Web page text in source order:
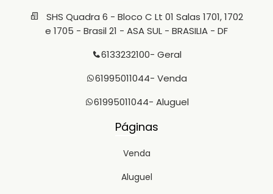
SHS Quadra 6 - Bloco C Lt 01 Salas 1701, 1702
e 1705 - Brasil 21 - ASA SUL - BRASILIA - DF
6133232100- Geral
61995011044- Venda
61995011044- Aluguel
Páginas
Venda
Aluguel